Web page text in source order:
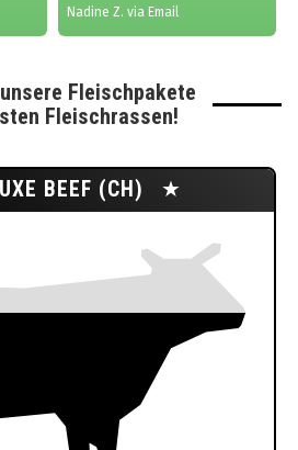
Nadine Z. via Email
Fleischpakete
Fleischrassen!
BEEF (CH) ★